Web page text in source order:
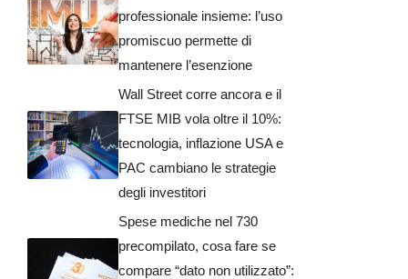
professionale insieme: l’uso
promiscuo permette di
mantenere l’esenzione
Wall Street corre ancora e il
FTSE MIB vola oltre il 10%:
tecnologia, inflazione USA e
PAC cambiano le strategie
degli investitori
Spese mediche nel 730
precompilato, cosa fare se
compare “dato non utilizzato”: